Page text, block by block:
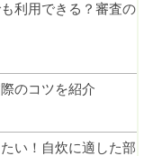
利用できる？審査の
のコツを紹介
い！自炊に適した部